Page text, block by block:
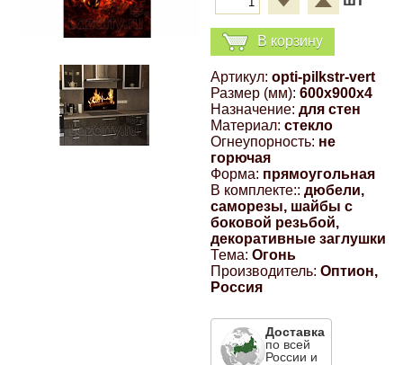
В корзину
Артикул: opti-pilkstr-vert
Размер (мм): 600x900x4
Назначение: для стен
Материал: стекло
Огнеупорность: не
горючая
Форма: прямоугольная
В комплекте:: дюбели,
саморезы, шайбы с
боковой резьбой,
декоративные заглушки
Тема: Огонь
Производитель: Оптион,
Россия
Доставка
по всей
России и
Компрессионные фитинги Poliext
Hyundai
Шпатлевки, штукатурки
Эмали универсальные акриловые
Магнитные панели на холодильник